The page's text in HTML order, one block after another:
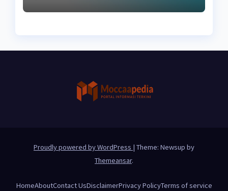
Proudly powered by WordPress | Theme: Newsup by
Themeansar.
HomeAboutContact UsDisclaimerPrivacy PolicyTerms of service